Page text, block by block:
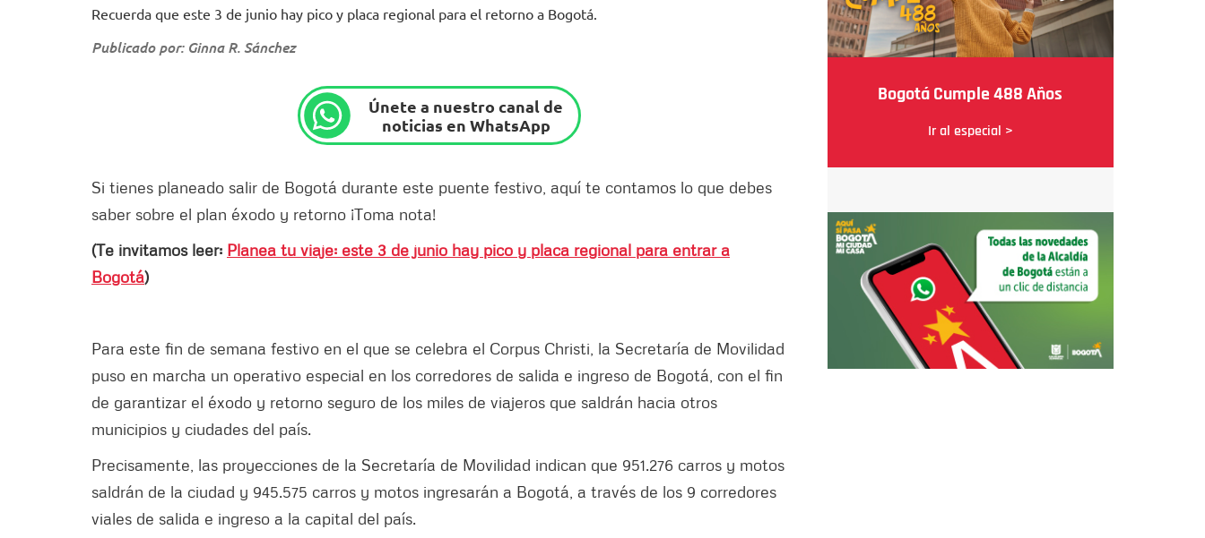
Recuerda que este 3 de junio hay pico y placa regional para el retorno a Bogotá.
Publicado por: Ginna R. Sánchez
Únete a nuestro canal de
noticias en WhatsApp
Si tienes planeado salir de Bogotá durante este puente festivo, aquí te contamos lo que debes
saber sobre el plan éxodo y retorno ¡Toma nota!
(Te invitamos leer: Planea tu viaje: este 3 de junio hay pico y placa regional para entrar a
Bogotá)
Para este fin de semana festivo en el que se celebra el Corpus Christi, la Secretaría de Movilidad
puso en marcha un operativo especial en los corredores de salida e ingreso de Bogotá, con el fin
de garantizar el éxodo y retorno seguro de los miles de viajeros que saldrán hacia otros
municipios y ciudades del país.
Precisamente, las proyecciones de la Secretaría de Movilidad indican que 951.276 carros y motos
saldrán de la ciudad y 945.575 carros y motos ingresarán a Bogotá, a través de los 9 corredores
viales de salida e ingreso a la capital del país.
Bogotá Cumple 488 Años
Ir al especial >